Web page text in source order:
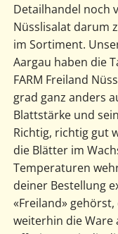
Detailhandel noch
Nüsslisalat darum
im Sortiment.
Aargau haben die
FARM Freiland
grad ganz anders
Blattstärke und
Richtig, richtig gut
die Blätter im
Temperaturen
deiner Bestellung
«Freiland»
weiterhin die Ware